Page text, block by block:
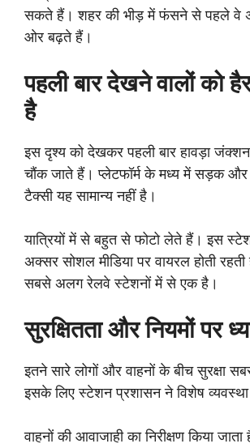
सकते हैं। शहर की भीड़ में फंसने से पहले वे
ओर बढ़ते हैं।
पहली बार देखने वालों को
है
इस दृश्य को देखकर पहली बार हावड़ा
चौंक जाते हैं। प्लेटफॉर्म के मध्य में सड़क
टैक्सी यह सामान्य नहीं है।
यात्रियों में से बहुत से फोटो लेते हैं। इस
अक्सर सोशल मीडिया पर वायरल होती
सबसे अलग रेलवे स्टेशनों में से एक है।
सुरक्षितता और नियमों पर
इतने सारे लोगों और वाहनों के बीच सुरक्षा
इसके लिए स्टेशन प्रशासन ने विशेष
वाहनों की आवाजाही का निरीक्षण किया